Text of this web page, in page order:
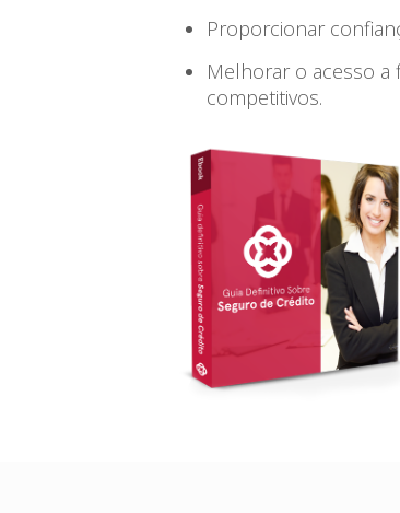
Proporcionar
Melhorar o acesso a
competitivos.